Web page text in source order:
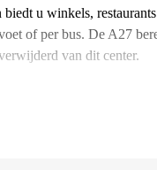
u winkels,
of per bus. De A27
van dit center.